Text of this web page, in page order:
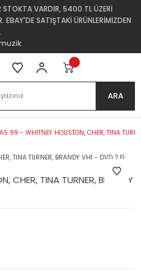
STOKTA VARDIR, 5400 TL ÜZERİ
EBAY'DE SATIŞTAKİ ÜRÜNLERİMİZDEN
ARA
99 - WHITNEY HOUSTON, CHER, TINA
CHER, TINA TURNER, BRANDY